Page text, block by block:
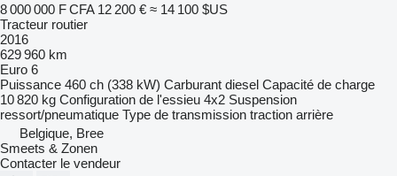
8 000 000 F CFA 12 200 € ≈ 14 100 $US
Tracteur routier
2016
629 960 km
Euro 6
Puissance 460 ch (338 kW) Carburant diesel Capacité de charge
10 820 kg Configuration de l'essieu 4x2 Suspension
ressort/pneumatique Type de transmission traction arrière
Belgique, Bree
Smeets & Zonen
Contacter le vendeur